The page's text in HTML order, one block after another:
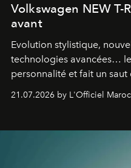
Volkswagen NEW T-
avant
Evolution stylistique,
technologies avancées…
personnalité et fait un
fétiche pour le rendre
21.07.2026 by L'Officiel Maroc